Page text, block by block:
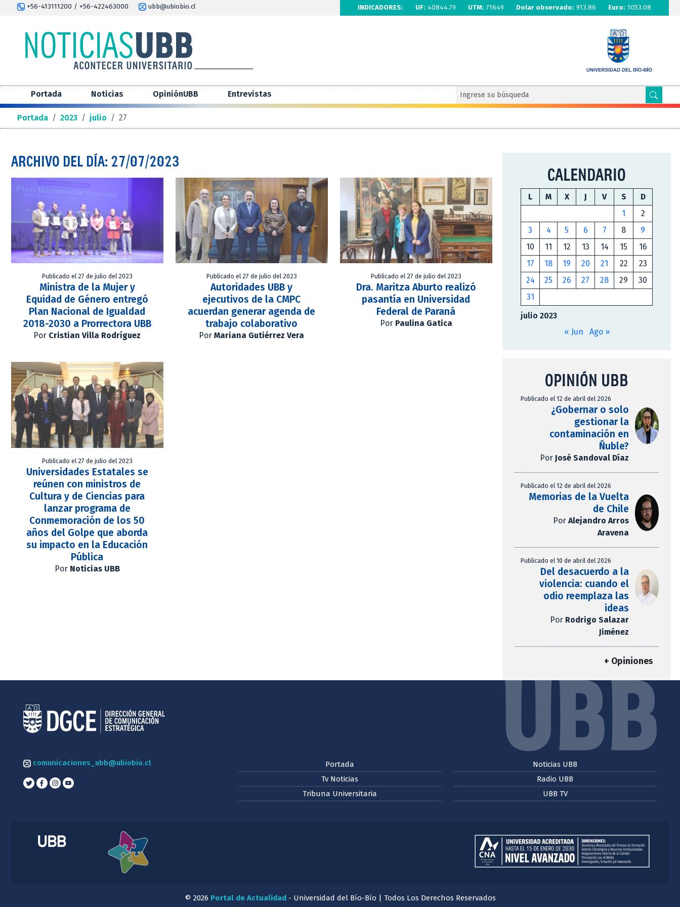
+56-413111200 / +56-422463000 ubb@ubiobio.cl INDICADORES: UF: 40844.79 UTM: 71649 Dolar observado: 913.86 Euro: 1053.08
Portada Noticias OpiniónUBB Entrevistas
Portada / 2023 / julio / 27
ARCHIVO DEL DÍA: 27/07/2023
Publicado el 27 de julio del 2023
Ministra de la Mujer y
Equidad de Género entregó
Plan Nacional de Igualdad
2018-2030 a Prorrectora UBB
Por Cristian Villa Rodríguez
Publicado el 27 de julio del 2023
Autoridades UBB y
ejecutivos de la CMPC
acuerdan generar agenda de
trabajo colaborativo
PorMariana Gutiérrez Vera
Publicado el 27 de julio del 2023
Dra. Maritza Aburto realizó
pasantía en Universidad
Federal de Paraná
Por Paulina Gatica
Publicado el 27 de julio del 2023
Universidades Estatales se
reúnen con ministros de
Cultura y de Ciencias para
lanzar programa de
Conmemoración de los 50
años del Golpe que aborda
su impacto en la Educación
Pública
Por Noticias UBB
CALENDARIO
julio 2023
L M X J V S
D
1
2
3
4 5 6 7 8
9
10
11 12 13 14 15
16
17
18 19 20 21 22
23
24
25 26 27 28 29
30
31
« Jun Ago »
OPINIÓN UBB
Publicado el 12 de abril del 2026
¿Gobernar o solo
gestionar la
contaminación en
Ñuble?
Por José Sandoval Díaz
Publicado el 12 de abril del 2026
Memorias de la Vuelta
de Chile
Por Alejandro Arros
Aravena
Publicado el 10 de abril del 2026
Del desacuerdo a la
violencia: cuando el
odio reemplaza las
ideas
Por Rodrigo Salazar
Jiménez
+ Opiniones
comunicaciones_ubb@ubiobio.cl
Portada
Tv Noticias
Tribuna Universitaria
Noticias UBB
Radio UBB
UBB TV
© 2026 Portal de Actualidad- Universidad del Bío-Bío | Todos Los Derechos Reservados